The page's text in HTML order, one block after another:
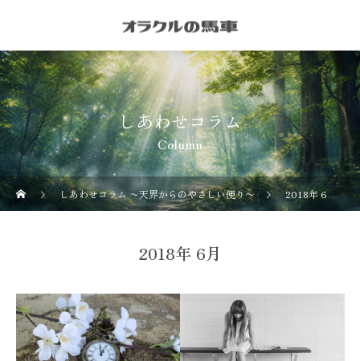
しあわせコラム
Column
しあわせコラム 〜天界からのやさしい便り〜 2018年 6月の記事一覧
2018年 6月